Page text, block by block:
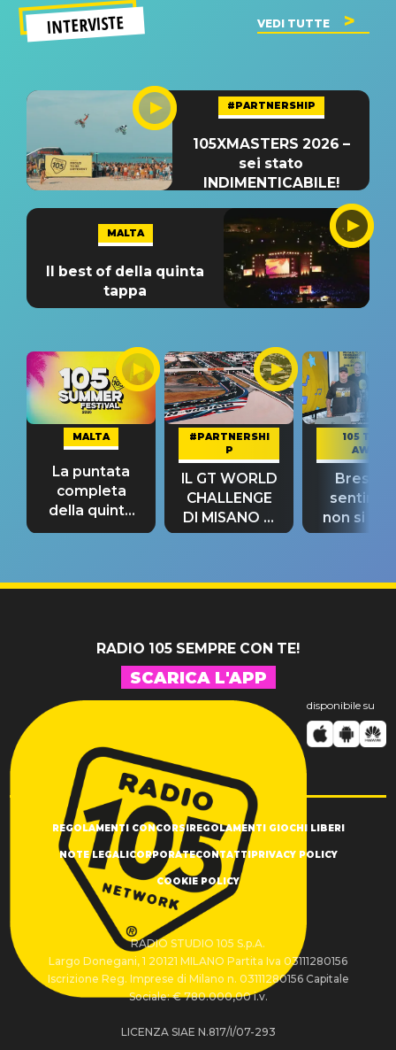
INTERVISTE VEDI TUTTE
#PARTNERSHIP
105XMASTERS 2026 –
sei stato
INDIMENTICABILE!
MALTA
Il best of della quinta
tappa
MALTA
La puntata
completa
della quinta
tappa
#PARTNERSHI
P
IL GT WORLD
CHALLENGE
DI MISANO si
riconferma
105 TAKE
AWAY
Bresh:
non si
fino alla
RADIO 105 SEMPRE CON TE!
SCARICA L'APP
disponibile su
REGOLAMENTI CONCORSI REGOLAMENTI GIOCHI LIBERI
NOTE LEGALI CORPORATECONTATTI PRIVACY POLICY
COOKIE POLICY
RADIO STUDIO 105 S.p.A.
Largo Donegani, 1 20121 MILANO Partita Iva 03111280156
Iscrizione Reg. Imprese di Milano n. 03111280156 Capitale
Sociale: € 780.000,00 i.v.
LICENZA SIAE N.817/I/07-293